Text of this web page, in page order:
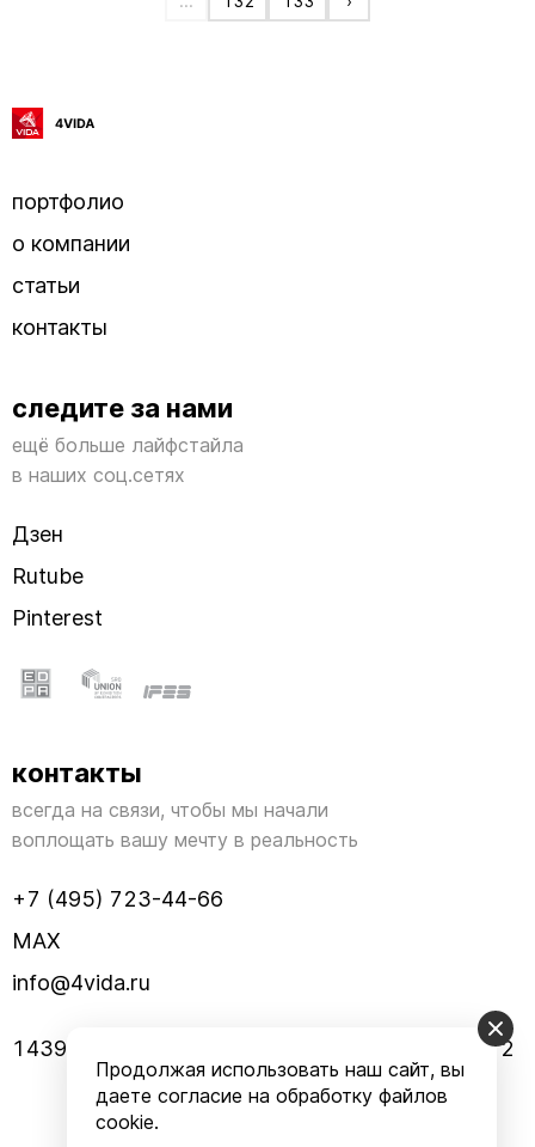
портфолио
о компании
статьи
контакты
следите за нами
ещё больше лайфстайла
в наших соц.сетях
Дзен
Rutube
Pinterest
контакты
всегда на связи, чтобы мы начали
воплощать вашу мечту в реальность
+7 (495) 723-44-66
MAX
info@4vida.ru
143960, МО, г. Реутов, улица Заводская, дом 2
Продолжая использовать наш сайт, вы
даете согласие на обработку файлов
cookie.